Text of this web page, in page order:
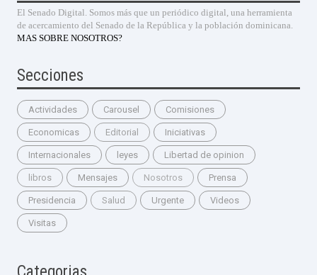
El Senado Digital. Somos más que un periódico digital, una herramienta
de acercamiento del Senado de la República y la población dominicana.
MAS SOBRE NOSOTROS?
Secciones
Actividades Carousel Comisiones
Economicas Editorial Iniciativas
Internacionales leyes Libertad de opinion
libros Mensajes Nosotros Prensa
Presidencia Salud Urgente Videos
Visitas